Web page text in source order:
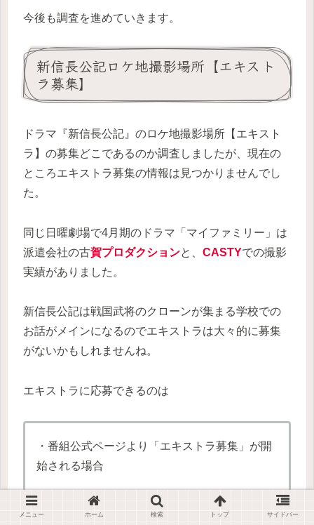
今後も調査を進めていきます。
新信長公記ロケ地撮影場所【エキスト
ラ募集】
ドラマ『新信長公記』のロケ地撮影場所【エキスト
ラ】の募集どこであるのか調査しましたが、現在の
ところエキストラ募集の情報は見つかりませんでし
た。
同じ日曜劇場で4月期のドラマ「マイファミリー」は
派遣会社の古賀プロダクションと、 CASTYでの撮影
実績がありました。
新信長公記は戦国武将のクローンが集まる学校での
お話がメインになるのでエキストラは大々的に募集
がないかもしれませんね。
エキストラに応募できるのは
・番組公式ページより「エキストラ募集」が開
始される場合
・派遣会社に登録された方に募集がかかる場合
メニュー ホーム 検索 トップ サイドバー